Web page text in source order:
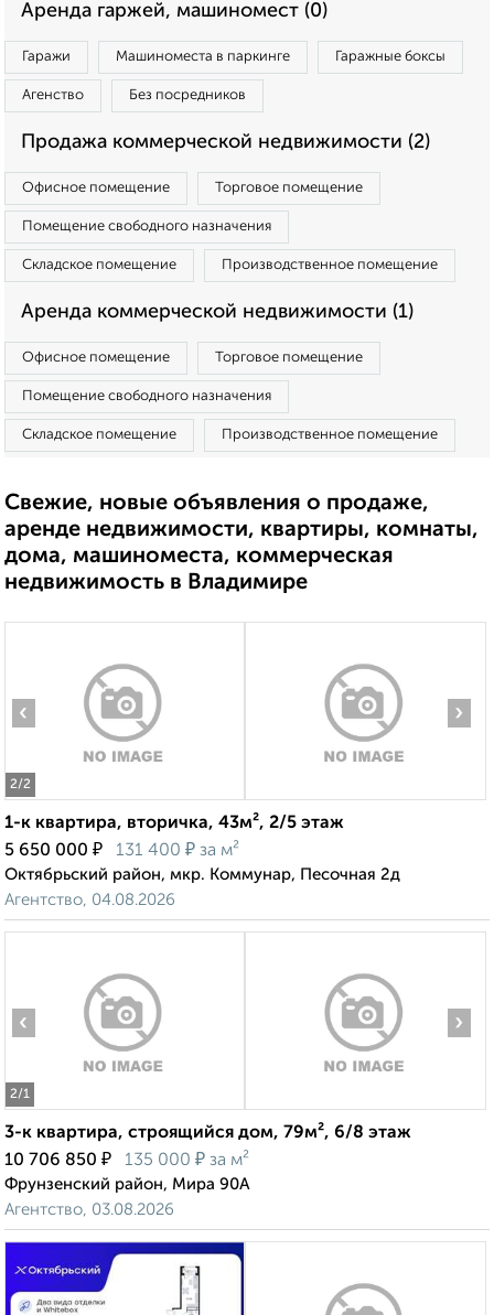
Аренда гаржей, машиномест (0)
Гаражи Машиноместа в паркинге Гаражные боксы
Агенство Без посредников
Продажа коммерческой недвижимости (2)
Офисное помещение Торговое помещение
Помещение свободного назначения
Складское помещение Производственное помещение
Аренда коммерческой недвижимости (1)
Офисное помещение Торговое помещение
Помещение свободного назначения
Складское помещение Производственное помещение
Свежие, новые объявления о продаже,
аренде недвижимости, квартиры, комнаты,
дома, машиноместа, коммерческая
недвижимость в Владимире
2/2
‹ ›
1-к квартира, вторичка, 43м², 2/5 этаж
5 650 000 ₽ 131 400 ₽ за м²
Октябрьский район, мкр. Коммунар, Песочная 2д
Агентство, 04.08.2026
2/1
‹ ›
3-к квартира, строящийся дом, 79м², 6/8 этаж
10 706 850 ₽ 135 000 ₽ за м²
Фрунзенский район, Мира 90А
Агентство, 03.08.2026